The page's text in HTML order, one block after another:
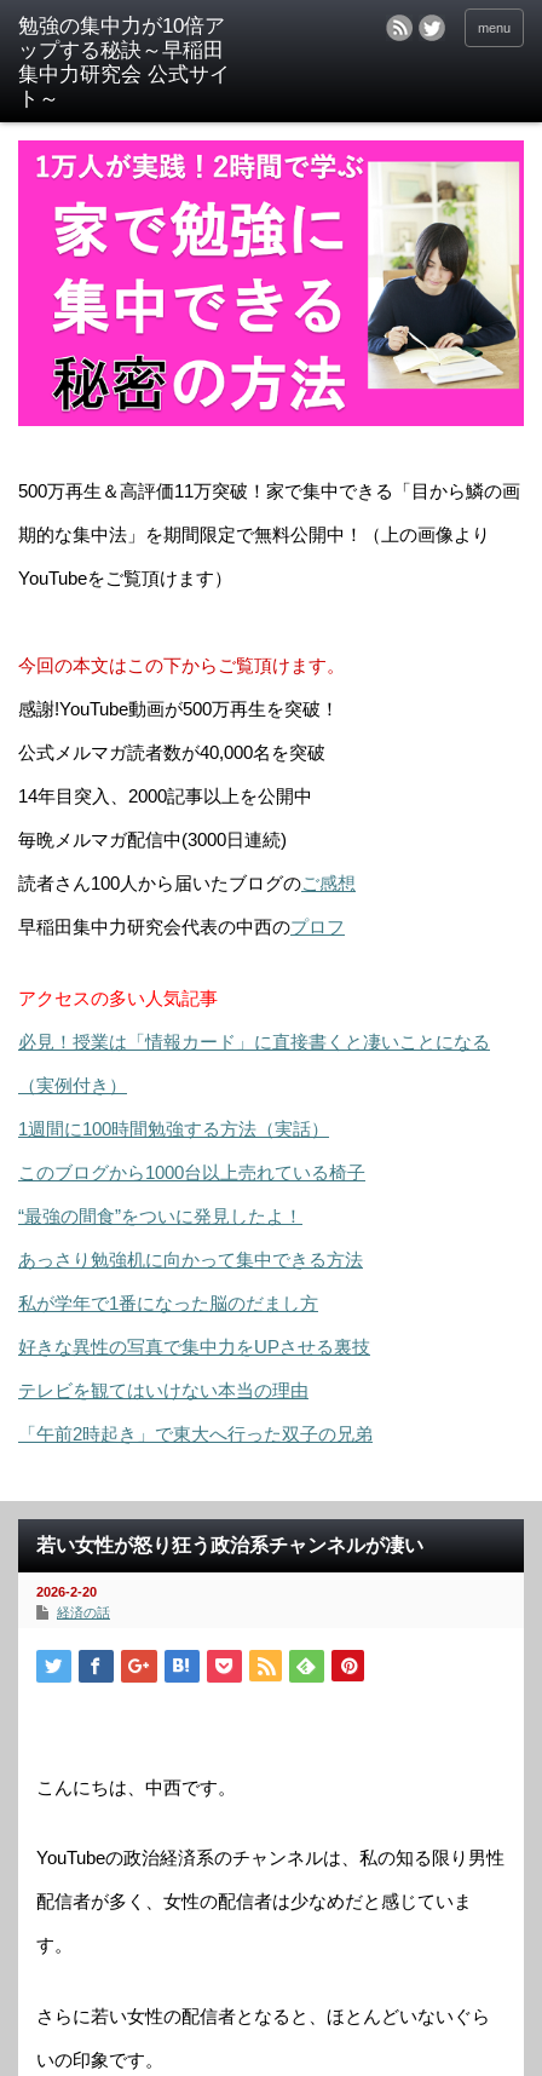
menu
500万再生＆高評価11万突破！家で集中できる「目から鱗の画
期的な集中法」を期間限定で無料公開中！（上の画像より
YouTubeをご覧頂けます）
今回の本文はこの下からご覧頂けます。
感謝!YouTube動画が500万再生を突破！
公式メルマガ読者数が40,000名を突破
14年目突入、2000記事以上を公開中
毎晩メルマガ配信中(3000日連続)
読者さん100人から届いたブログのご感想
早稲田集中力研究会代表の中西のプロフ
アクセスの多い人気記事
必見！授業は「情報カード」に直接書くと凄いことになる
（実例付き）
1週間に100時間勉強する方法（実話）
このブログから1000台以上売れている椅子
“最強の間食”をついに発見したよ！
あっさり勉強机に向かって集中できる方法
私が学年で1番になった脳のだまし方
好きな異性の写真で集中力をUPさせる裏技
テレビを観てはいけない本当の理由
「午前2時起き」で東大へ行った双子の兄弟
若い女性が怒り狂う政治系チャンネルが凄い
2026-2-20
経済の話
こんにちは、中西です。
YouTubeの政治経済系のチャンネルは、私の知る限り男性
配信者が多く、女性の配信者は少なめだと感じていま
す。
さらに若い女性の配信者となると、ほとんどいないぐら
いの印象です。